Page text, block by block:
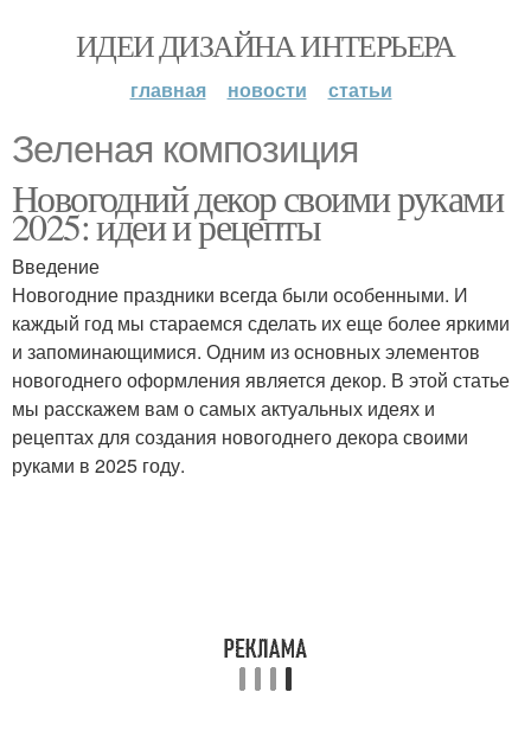
ИДЕИ ДИЗАЙНА ИНТЕРЬЕРА
главная новости статьи
Зеленая композиция
Новогодний декор своими руками
2025: идеи и рецепты
Введение
Новогодние праздники всегда были особенными. И
каждый год мы стараемся сделать их еще более яркими
и запоминающимися. Одним из основных элементов
новогоднего оформления является декор. В этой статье
мы расскажем вам о самых актуальных идеях и
рецептах для создания новогоднего декора своими
руками в 2025 году.